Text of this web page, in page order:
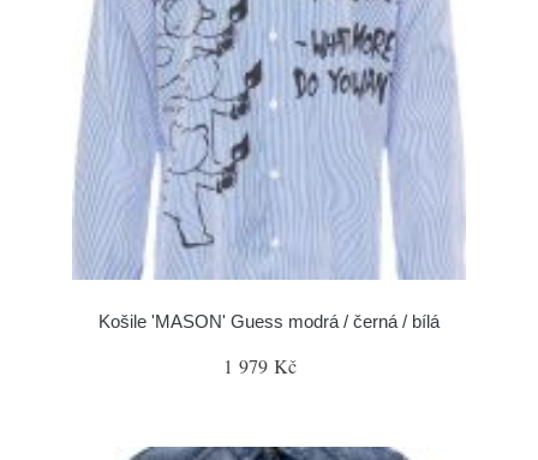
Košile 'MASON' Guess modrá / černá / bílá
1 979 Kč